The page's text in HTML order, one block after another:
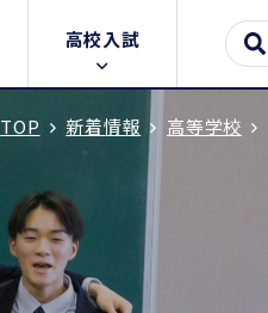
高校入試
TOP 新着情報 高等学校